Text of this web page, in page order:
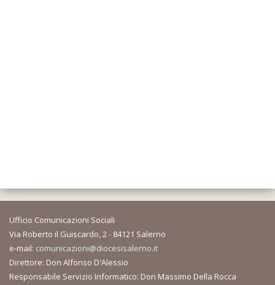
Ufficio Comunicazioni Sociali
Via Roberto il Guiscardo, 2 - 84121 Salerno
e-mail: comunicazioni@diocesisalerno.it
Direttore: Don Alfonso D'Alessio
Responsabile Servizio Informatico: Don Massimo Della Rocca